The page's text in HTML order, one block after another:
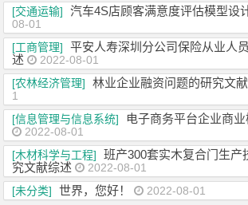
[交通运输]
汽车4S店顾客满意度评估模型设
08-01
[工商管理]
平安人寿深圳分公司保险从业人
述
2022-08-01
[农林经济管理]
林业企业融资问题的研究文
1
[信息管理与信息系统]
电子商务平台企业商
2022-08-01
[木材科学与工程]
班产300套实木复合门生产
究文献综述
2022-08-01
[未分类]
世界，您好！ 2022-08-01